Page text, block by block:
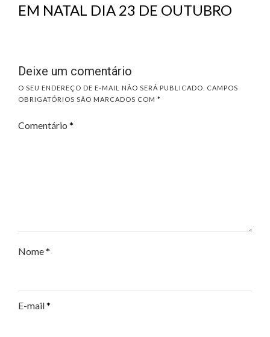
EM NATAL DIA 23 DE OUTUBRO
Deixe um comentário
O SEU ENDEREÇO DE E-MAIL NÃO SERÁ PUBLICADO.
CAMPOS
OBRIGATÓRIOS SÃO MARCADOS COM *
Comentário *
Nome*
E-mail*